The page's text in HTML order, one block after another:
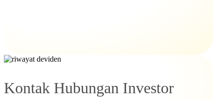
Kontak Hubungan Investor